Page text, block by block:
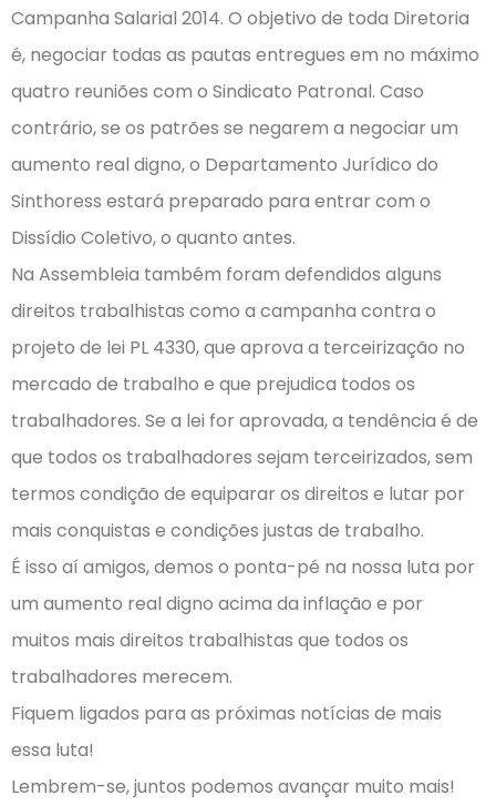
Campanha Salarial 2014. O objetivo de toda Diretoria
é, negociar todas as pautas entregues em no máximo
quatro reuniões com o Sindicato Patronal. Caso
contrário, se os patrões se negarem a negociar um
aumento real digno, o Departamento Jurídico do
Sinthoress estará preparado para entrar com o
Dissídio Coletivo, o quanto antes.
Na Assembleia também foram defendidos alguns
direitos trabalhistas como a campanha contra o
projeto de lei PL 4330, que aprova a terceirização no
mercado de trabalho e que prejudica todos os
trabalhadores. Se a lei for aprovada, a tendência é de
que todos os trabalhadores sejam terceirizados, sem
termos condição de equiparar os direitos e lutar por
mais conquistas e condições justas de trabalho.
É isso aí amigos, demos o ponta-pé na nossa luta por
um aumento real digno acima da inflação e por
muitos mais direitos trabalhistas que todos os
trabalhadores merecem.
Fiquem ligados para as próximas notícias de mais
essa luta!
Lembrem-se, juntos podemos avançar muito mais!